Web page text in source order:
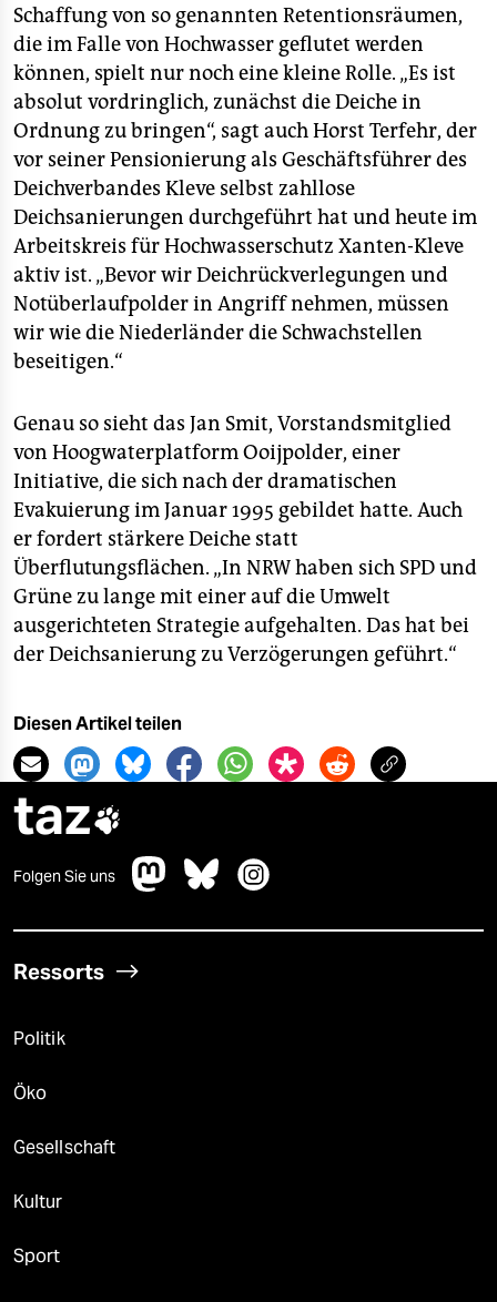
Schaffung von so genannten Retentionsräumen,
die im Falle von Hochwasser geflutet werden
können, spielt nur noch eine kleine Rolle. „Es ist
absolut vordringlich, zunächst die Deiche in
Ordnung zu bringen“, sagt auch Horst Terfehr, der
vor seiner Pensionierung als Geschäftsführer des
Deichverbandes Kleve selbst zahllose
Deichsanierungen durchgeführt hat und heute im
Arbeitskreis für Hochwasserschutz Xanten-Kleve
aktiv ist. „Bevor wir Deichrückverlegungen und
Notüberlaufpolder in Angriff nehmen, müssen
wir wie die Niederländer die Schwachstellen
beseitigen.“
Genau so sieht das Jan Smit, Vorstandsmitglied
von Hoogwaterplatform Ooijpolder, einer
Initiative, die sich nach der dramatischen
Evakuierung im Januar 1995 gebildet hatte. Auch
er fordert stärkere Deiche statt
Überflutungsflächen. „In NRW haben sich SPD und
Grüne zu lange mit einer auf die Umwelt
ausgerichteten Strategie aufgehalten. Das hat bei
der Deichsanierung zu Verzögerungen geführt.“
Diesen Artikel teilen
taz
Folgen Sie uns
Ressorts
Politik
Öko
Gesellschaft
Kultur
Sport